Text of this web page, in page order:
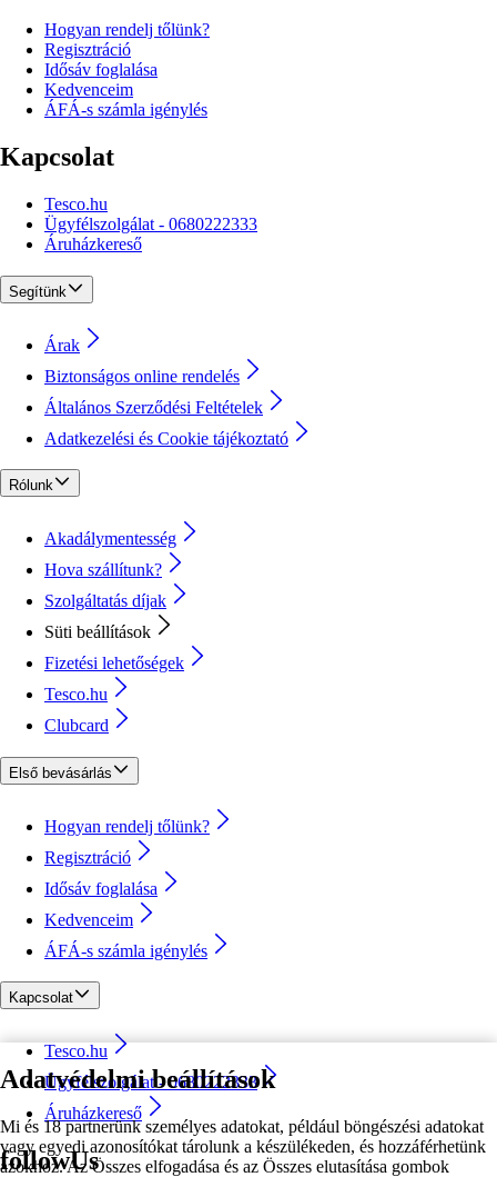
Adatvédelmi beállítások
Mi és 18 partnerünk személyes adatokat, például böngészési adatokat
vagy egyedi azonosítókat tárolunk a készülékeden, és hozzáférhetünk
azokhoz. Az Összes elfogadása és az Összes elutasítása gombok
Hogyan rendelj tőlünk?
Regisztráció
Idősáv foglalása
Kedvenceim
ÁFÁ-s számla igénylés
Kapcsolat
Tesco.hu
Ügyfélszolgálat - 0680222333
Áruházkereső
Segítünk
Árak
Biztonságos online rendelés
Általános Szerződési Feltételek
Adatkezelési és Cookie tájékoztató
Rólunk
Akadálymentesség
Hova szállítunk?
Szolgáltatás díjak
Süti beállítások
Fizetési lehetőségek
Tesco.hu
Clubcard
Első bevásárlás
Hogyan rendelj tőlünk?
Regisztráció
Idősáv foglalása
Kedvenceim
ÁFÁ-s számla igénylés
Kapcsolat
Tesco.hu
Ügyfélszolgálat - 0680222333
Áruházkereső
followUs